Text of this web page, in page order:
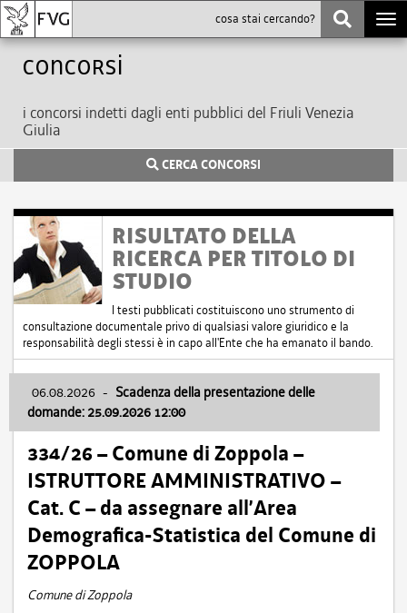
Concorsi
i concorsi indetti dagli enti pubblici del Friuli Venezia
Giulia
CERCA CONCORSI
RISULTATO DELLA
RICERCA PER TITOLO DI
STUDIO
I testi pubblicati costituiscono uno strumento di
consultazione documentale privo di qualsiasi valore giuridico e la
responsabilità degli stessi è in capo all'Ente che ha emanato il bando.
06.08.2026 - Scadenza della presentazione delle
domande: 25.09.2026 12:00
334/26 – Comune di Zoppola –
ISTRUTTORE AMMINISTRATIVO –
Cat. C – da assegnare all’Area
Demografica-Statistica del Comune di
ZOPPOLA
Comune di Zoppola